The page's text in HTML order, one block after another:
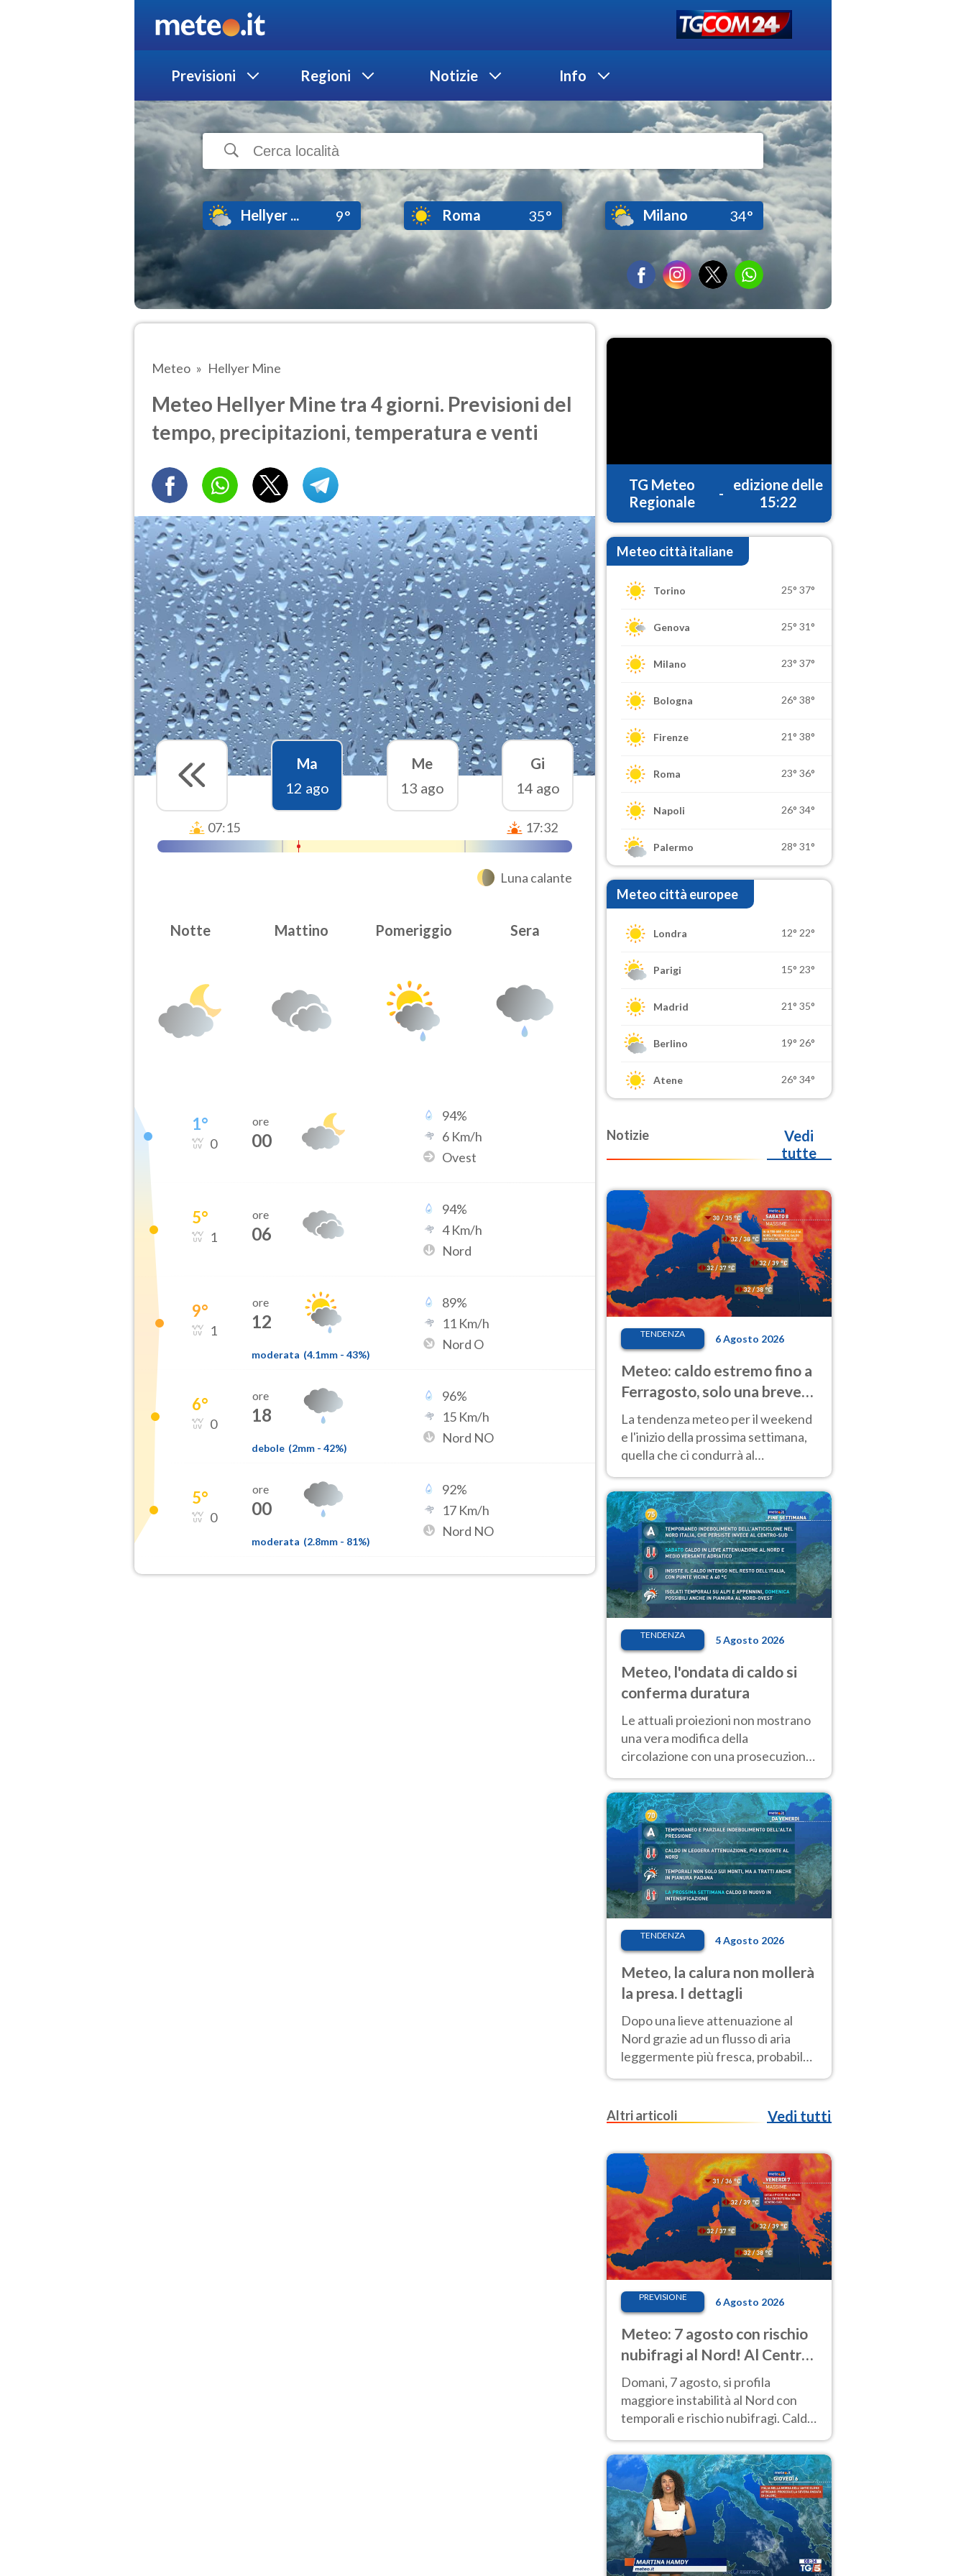
Previsioni Regioni Notizie Info
Hellyer ... 9° Roma 35° Milano 34°
Meteo Hellyer Mine
Meteo Hellyer Mine tra 4 giorni. Previsioni del
tempo, precipitazioni, temperatura e venti
Ma
12 ago
Me
13 ago
Gi
14 ago
07:15 17:32
Luna calante
Notte Mattino Pomeriggio Sera
1°
0
ore
00
94%
6 Km/h
Ovest
5°
1
ore
06
94%
4Km/h
Nord
9°
1
ore
12
moderata (4.1mm - 43%)
89%
11 Km/h
Nord O
6°
0
ore
18
debole (2mm - 42%)
96%
15 Km/h
Nord NO
5°
0
ore
00
moderata (2.8mm - 81%)
92%
17 Km/h
Nord NO
TG Meteo
Regionale
-
edizione delle
15:22
Meteo città italiane
Torino 25° 37°
Genova 25° 31°
Milano 23° 37°
Bologna 26° 38°
Firenze 21° 38°
Roma 23° 36°
Napoli 26° 34°
Palermo 28° 31°
Meteo città europee
Londra 12° 22°
Parigi 15° 23°
Madrid 21° 35°
Berlino 19° 26°
Atene 26° 34°
Notizie
Vedi
tutte
TENDENZA 6 Agosto 2026
Meteo: caldo estremo fino a
Ferragosto, solo una breve
pausa. Ecco dove
La tendenza meteo per il weekend
e l'inizio della prossima settimana,
quella che ci condurrà al
temperature molto elevate
TENDENZA 5 Agosto 2026
Meteo, l'ondata di caldo si
conferma duratura
Le attuali proiezioni non mostrano
una vera modifica della
circolazione con una prosecuzione
giorni, compresa la settimana di
Ferragosto
TENDENZA 4 Agosto 2026
Meteo, la calura non mollerà
la presa. I dettagli
Dopo una lieve attenuazione al
Nord grazie ad un flusso di aria
leggermente più fresca, probabile
nuovo rinforzo dell’anticiclone
Altri articoli
Vedi tutti
PREVISIONE 6 Agosto 2026
Meteo: 7 agosto con rischio
nubifragi al Nord! Al Centro-
Sud caldo estremo
Domani, 7 agosto, si profila
maggiore instabilità al Nord con
temporali e rischio nubifragi. Caldo
previsioni.